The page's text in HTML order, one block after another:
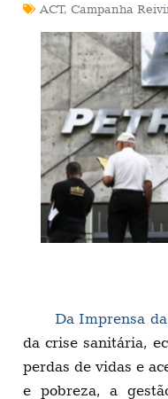
ACT, Campanha
Da Imprensa
da crise sanitária,
perdas de vidas e
e pobreza, a